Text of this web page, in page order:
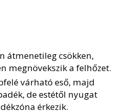
átmenetileg csökken,
megnövekszik a felhőzet.
várható eső, majd
de estétől nyugat
érkezik.